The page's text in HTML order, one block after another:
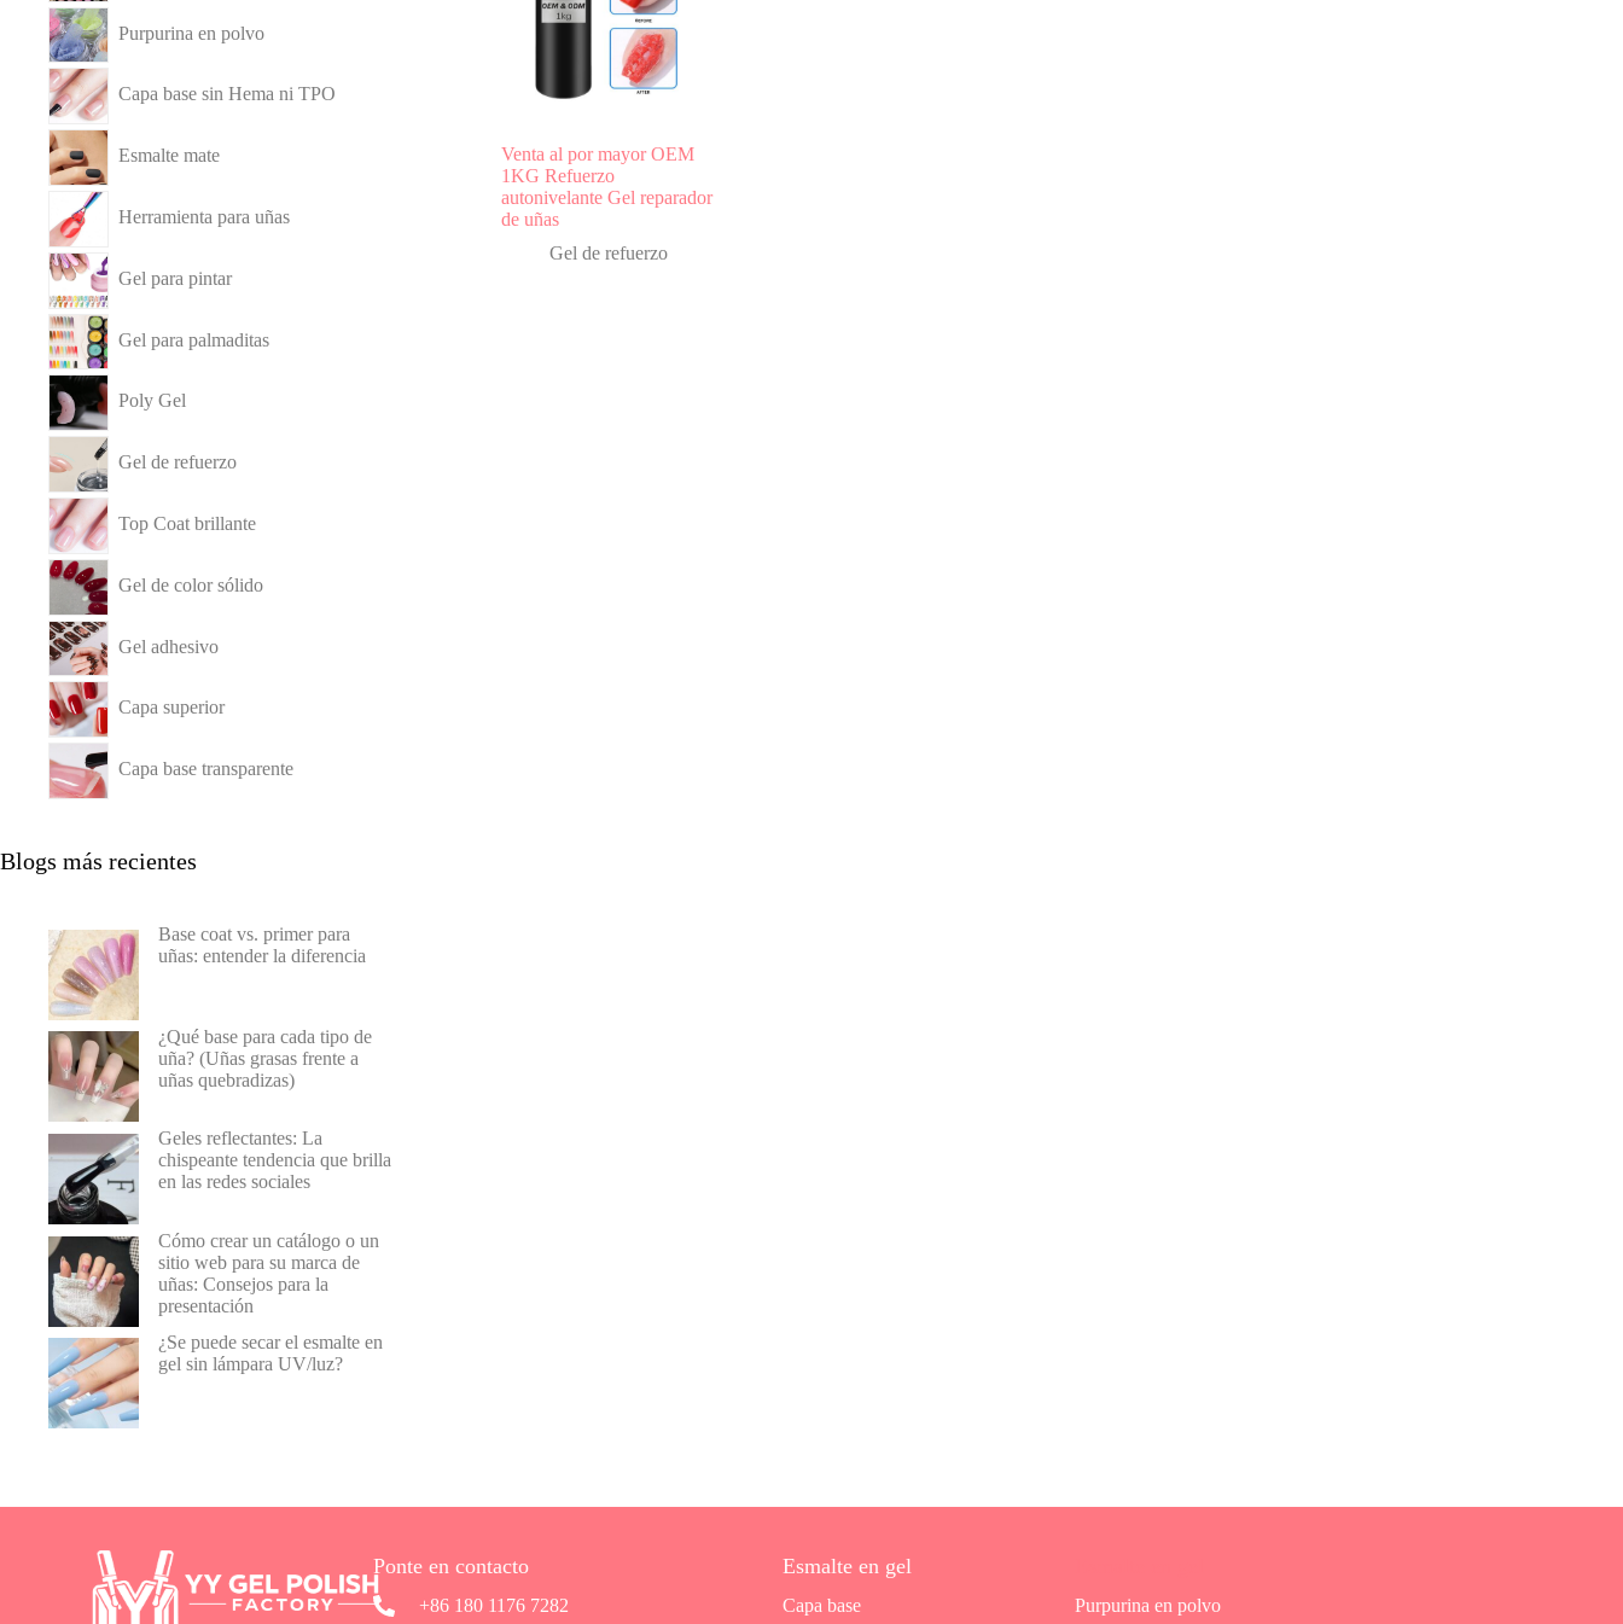
Venta al por mayor OEM
1KG Refuerzo
autonivelante Gel reparador
de uñas
Gel de refuerzo
Purpurina en polvo
Capa base sin Hema ni TPO
Esmalte mate
Herramienta para uñas
Gel para pintar
Gel para palmaditas
Poly Gel
Gel de refuerzo
Top Coat brillante
Gel de color sólido
Gel adhesivo
Capa superior
Capa base transparente
Blogs más recientes
Base coat vs. primer para
uñas: entender la diferencia
¿Qué base para cada tipo de
uña? (Uñas grasas frente a
uñas quebradizas)
Geles reflectantes: La
chispeante tendencia que brilla
en las redes sociales
Cómo crear un catálogo o un
sitio web para su marca de
uñas: Consejos para la
presentación
¿Se puede secar el esmalte en
gel sin lámpara UV/luz?
Ponte en contacto
+86 180 1176 7282
Esmalte en gel
Capa base Purpurina en polvo